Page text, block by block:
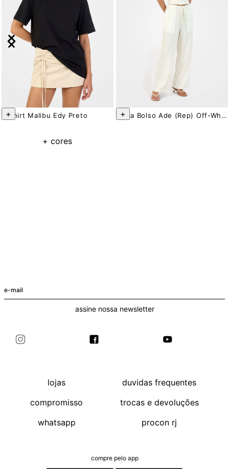
LANÇAMENTO
+
T-Shirt Malibu Edy Preto
+ cores
LANÇAMENTO
+ Calça Bolso Ade (rep) Off-White
assine nossa newsletter
lojas
compromisso
whatsapp
duvidas frequentes
trocas e devoluções
procon rj
compre pelo app